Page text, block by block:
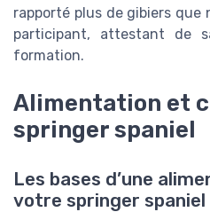
rapporté plus de gibiers que
participant, attestant de
formation.
Alimentation et
springer spaniel
Les bases d’une
votre springer spaniel